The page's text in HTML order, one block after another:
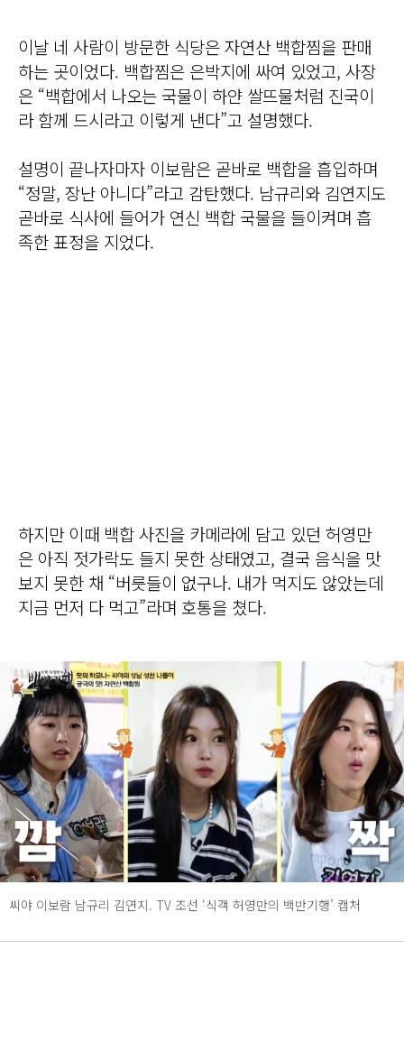
이날 네 사람이 방문한 식당은 자연산 백합찜을 판매
하는 곳이었다. 백합찜은 은박지에 싸여 있었고, 사장
은 “백합에서 나오는 국물이 하얀 쌀뜨물처럼 진국이
라 함께 드시라고 이렇게 낸다”고 설명했다.
설명이 끝나자마자 이보람은 곧바로 백합을 흡입하며
“정말, 장난 아니다”라고 감탄했다. 남규리와 김연지도
곧바로 식사에 들어가 연신 백합 국물을 들이켜며 흡
족한 표정을 지었다.
하지만 이때 백합 사진을 카메라에 담고 있던 허영만
은 아직 젓가락도 들지 못한 상태였고, 결국 음식을 맛
보지 못한 채 “버릇들이 없구나. 내가 먹지도 않았는데
지금 먼저 다 먹고”라며 호통을 쳤다.
씨야 이보람 남규리 김연지. TV 조선 ‘식객 허영만의 백반기행’ 캡처